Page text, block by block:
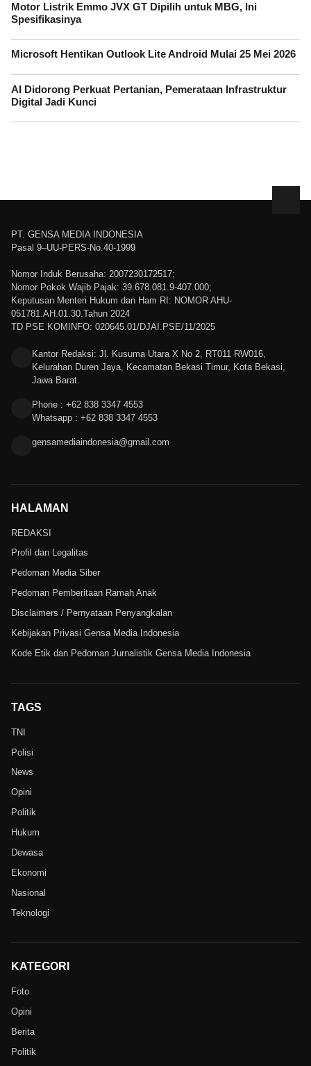
Motor Listrik Emmo JVX GT Dipilih untuk MBG, Ini
Spesifikasinya
Microsoft Hentikan Outlook Lite Android Mulai 25 Mei 2026
AI Didorong Perkuat Pertanian, Pemerataan Infrastruktur
Digital Jadi Kunci
PT. GENSA MEDIA INDONESIA
Pasal 9–UU-PERS-No.40-1999
Nomor Induk Berusaha: 2007230172517;
Nomor Pokok Wajib Pajak: 39.678.081.9-407.000;
Keputusan Menteri Hukum dan Ham RI: NOMOR AHU-
051781.AH.01.30.Tahun 2024
TD PSE KOMINFO: 020645.01/DJAI.PSE/11/2025
Kantor Redaksi: Jl. Kusuma Utara X No 2, RT011 RW016,
Kelurahan Duren Jaya, Kecamatan Bekasi Timur, Kota Bekasi,
Jawa Barat.
Phone : +62 838 3347 4553
Whatsapp : +62 838 3347 4553
gensamediaindonesia@gmail.com
HALAMAN
REDAKSI
Profil dan Legalitas
Pedoman Media Siber
Pedoman Pemberitaan Ramah Anak
Disclaimers / Pernyataan Penyangkalan
Kebijakan Privasi Gensa Media Indonesia
Kode Etik dan Pedoman Jurnalistik Gensa Media Indonesia
TAGS
TNI
Polisi
News
Opini
Politik
Hukum
Dewasa
Ekonomi
Nasional
Teknologi
KATEGORI
Foto
Opini
Berita
Politik